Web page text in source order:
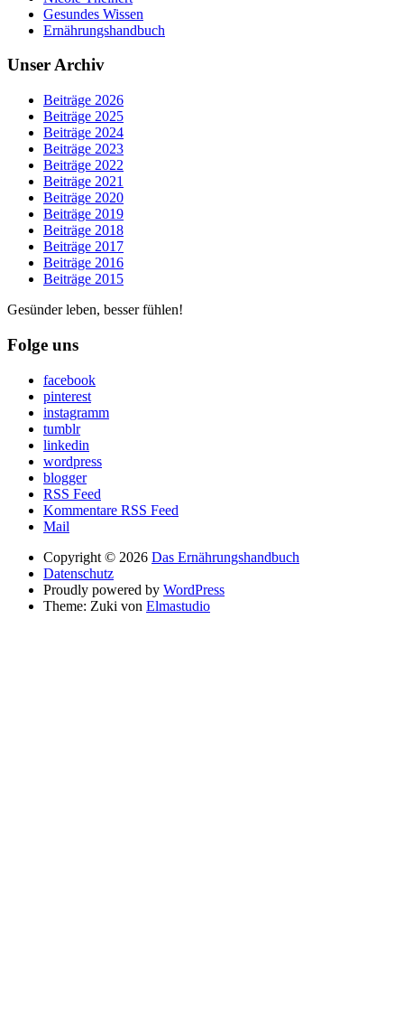
Gesundes Wissen
Ernährungshandbuch
Unser Archiv
Beiträge 2026
Beiträge 2025
Beiträge 2024
Beiträge 2023
Beiträge 2022
Beiträge 2021
Beiträge 2020
Beiträge 2019
Beiträge 2018
Beiträge 2017
Beiträge 2016
Beiträge 2015
Gesünder leben, besser fühlen!
Folge uns
facebook
pinterest
instagramm
tumblr
linkedin
wordpress
blogger
RSS Feed
Kommentare RSS Feed
Mail
Copyright © 2026 Das Ernährungshandbuch
Datenschutz
Proudly powered by WordPress
Theme: Zuki von Elmastudio